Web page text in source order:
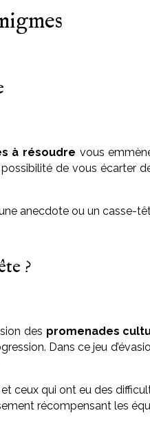
à résoudre vous
de vous écarter
une anecdote ou un
?
des promenades
Dans ce jeu
ceux qui ont eu des
récompensant les